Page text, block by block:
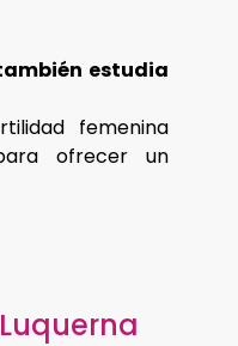
estudia
femenina
ofrecer un